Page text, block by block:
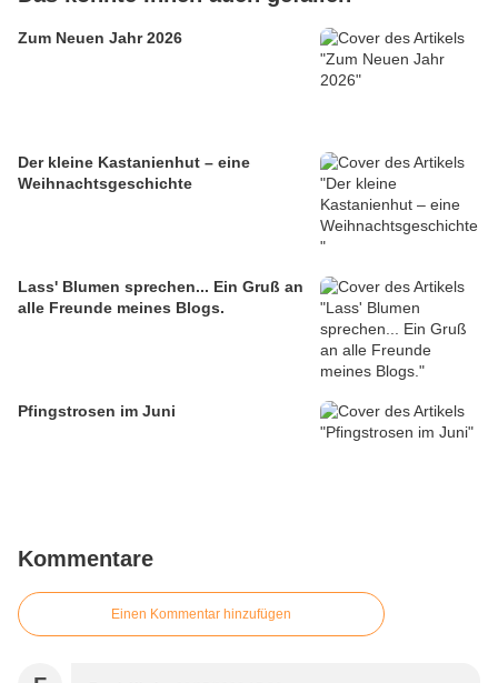
Zum Neuen Jahr 2026
Der kleine Kastanienhut – eine
Weihnachtsgeschichte
Lass' Blumen sprechen... Ein Gruß an
alle Freunde meines Blogs.
Pfingstrosen im Juni
Kommentare
Einen Kommentar hinzufügen